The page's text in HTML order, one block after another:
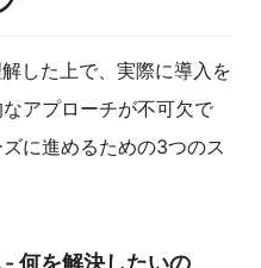
した上で、実際に導入を
アプローチが不可欠で
に進めるための3つのス
何を解決したいの